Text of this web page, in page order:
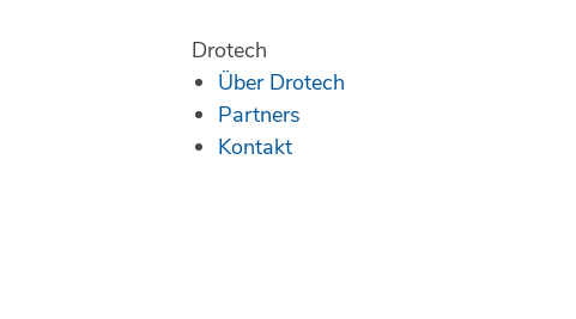
Drotech
Über Drotech
Partners
Kontakt